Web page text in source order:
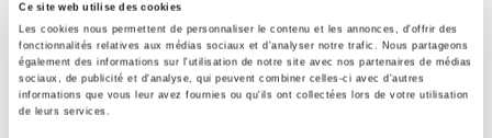
Ce site web utilise des cookies
Les cookies nous permettent de personnaliser le contenu et les annonces, d'offrir des
fonctionnalités relatives aux médias sociaux et d'analyser notre trafic. Nous partageons
également des informations sur l'utilisation de notre site avec nos partenaires de médias
sociaux, de publicité et d'analyse, qui peuvent combiner celles-ci avec d'autres
informations que vous leur avez fournies ou qu'ils ont collectées lors de votre utilisation
de leurs services.
Spécifications
Formats
Sommaire